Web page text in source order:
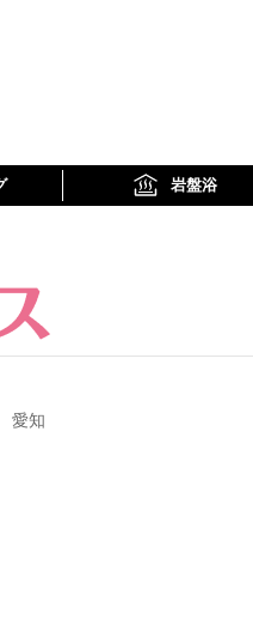
岩盤浴
愛知